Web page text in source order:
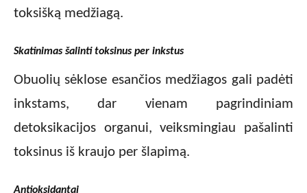
toksišką medžiagą.
Skatinimas šalinti toksinus per inkstus
Obuolių sėklose esančios medžiagos gali padėti
inkstams, dar vienam pagrindiniam
detoksikacijos organui, veiksmingiau pašalinti
toksinus iš kraujo per šlapimą.
Antioksidantai